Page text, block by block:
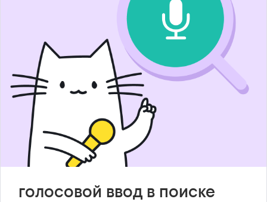
голосовой ввод в поиске